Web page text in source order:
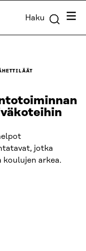
Haku
jotka
koulujen arkea.